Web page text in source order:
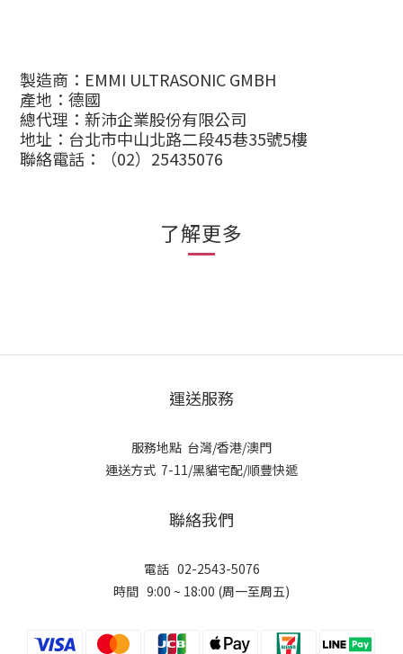
製造商：EMMI ULTRASONIC GMBH
產地：德國
總代理：新沛企業股份有限公司
地址：台北市中山北路二段45巷35號5樓
聯絡電話：（02）25435076
了解更多
運送服務
服務地點 台灣/香港/澳門
運送方式 7-11/黑貓宅配/順豐快遞
聯絡我們
電話 02-2543-5076
時間 9:00 ~ 18:00 (周一至周五)